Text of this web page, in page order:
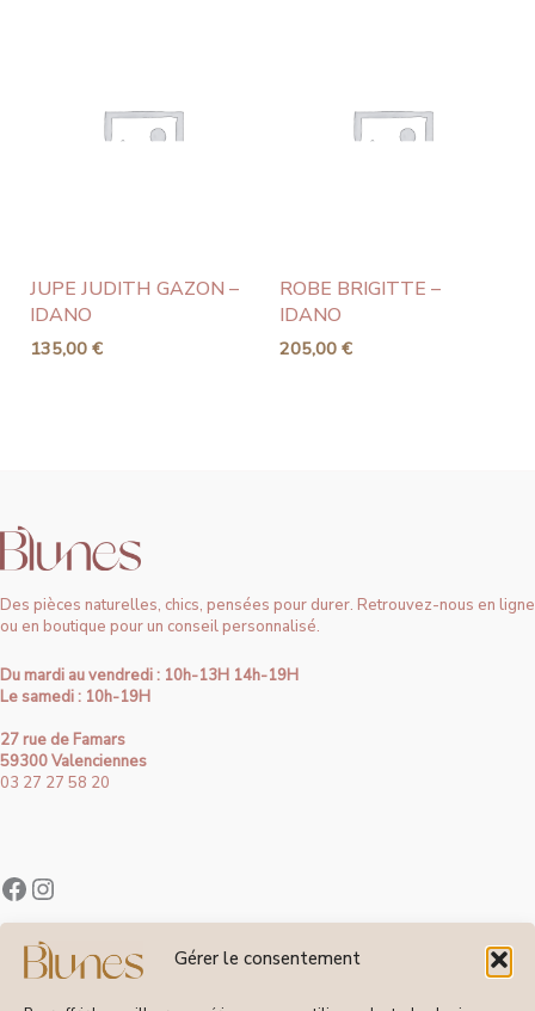
Gérer le consentement
JUPE JUDITH GAZON –
IDANO
135,00 €
ROBE BRIGITTE –
IDANO
205,00 €
Des pièces naturelles, chics, pensées pour durer. Retrouvez-nous en ligne
ou en boutique pour un conseil personnalisé.
Du mardi au vendredi : 10h-13H 14h-19H
Le samedi : 10h-19H
27 rue de Famars
59300 Valenciennes
03 27 27 58 20
Contact
À Propos de Blunes